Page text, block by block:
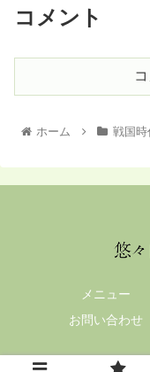
コメント
ホーム 戦国時
メニュー
お問い合わせ